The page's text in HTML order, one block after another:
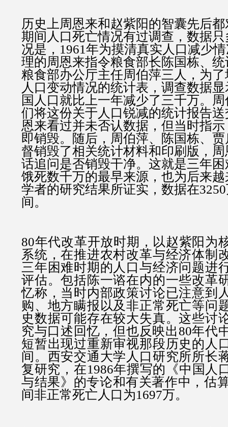
历史上周恩来和赵紫阳的智囊先后
期间人口死亡情况有过调查，数据
况是，1961年为摸清真实人口减少
理的周恩来指令粮食部长陈国栋、
粮食部办公厅主任周伯萍三人，为
人口变动情况的统计表，调查数据
国人口就比上一年减少了三千万。
们将这份关于人口锐减的统计报告
恩来看过并未否认数据，但当时指
即销毁。随后，周伯萍、陈国栋、
督销毁了相关统计材料和印刷版，
话追问是否销毁干净。这就是三年
饿死数千万的最早来源，也为后来
学者的研究结果所证实，数据在
间。
80年代改革开放时期，以赵紫阳为
系统，在推进农村改革与经济体制
三年困难时期的人口与经济问题进
评估。包括陈一谘在内的一些改革
忆称，当时内部政策讨论已注意到
购、地方瞒报以及非正常死亡等问
史数据可能存在较大失真。这些讨
究与口述回忆，但也反映出80年代
短暂出现过重新审视那段历史的人
间。西安交通大学人口研究所所长
复研究，在1986年撰写的《中国人
与结果》的专论和有关著作中，估
间非正常死亡人口为1697万。